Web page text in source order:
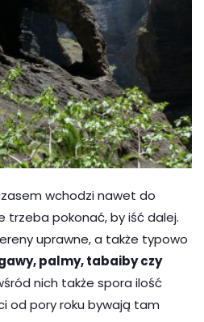
wchodzi nawet do
trzeba pokonać, by iść dalej.
uprawne, a także typowo
palmy, tabaiby czy
nich także spora ilość
od pory roku bywają tam